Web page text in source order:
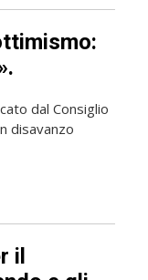
dal Consiglio
disavanzo
il